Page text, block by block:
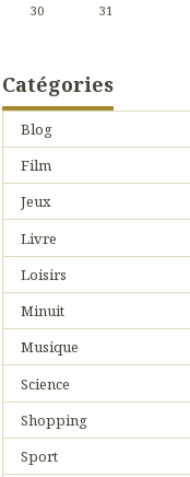
30
31
Catégories
Blog
Film
Jeux
Livre
Loisirs
Minuit
Musique
Science
Shopping
Sport